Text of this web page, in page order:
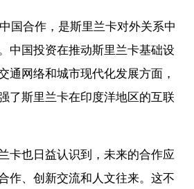
国合作，是斯里兰卡对外关系中
中国投资在推动斯里兰卡基础设
通网络和城市现代化发展方面，
了斯里兰卡在印度洋地区的互联
卡也日益认识到，未来的合作应
作、创新交流和人文往来。这不